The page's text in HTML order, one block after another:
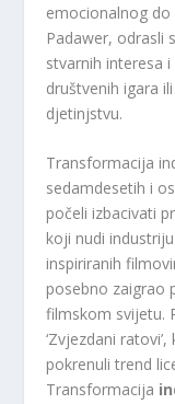
emocionalnog do
Padawer, odrasli
stvarnih interesa
društvenih igara
djetinjstvu.
Transformacija
sedamdesetih i
počeli izbacivati
koji nudi
inspiriranih
posebno zaigrao
filmskom svijetu.
‘Zvjezdani
pokrenuli trend
Transformacija